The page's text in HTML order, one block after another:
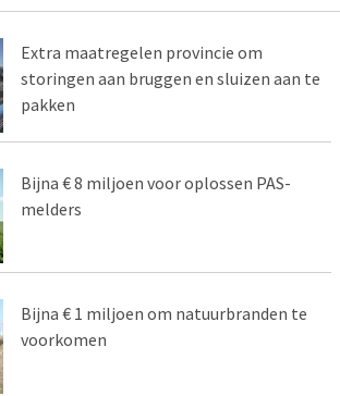
Extra maatregelen provincie om
storingen aan bruggen en sluizen aan te
pakken
Bijna € 8 miljoen voor oplossen PAS-
melders
Bijna € 1 miljoen om natuurbranden te
voorkomen